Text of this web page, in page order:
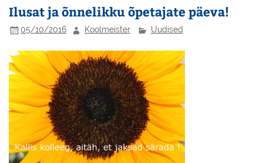
Ilusat ja õnnelikku õpetajate päeva!
05/10/2016 Koolmeister Uudised